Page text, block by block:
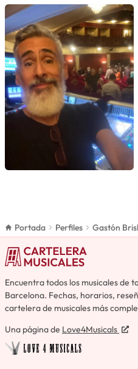
Portada Perfiles Gastón
Encuentra todos los musicales de
Barcelona. Fechas, horarios,
cartelera de musicales más
Una página de Love4Musicals